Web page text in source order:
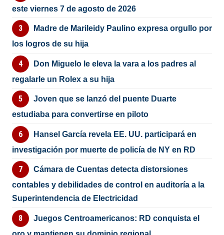
este viernes 7 de agosto de 2026
Madre de Marileidy Paulino expresa orgullo por
los logros de su hija
Don Miguelo le eleva la vara a los padres al
regalarle un Rolex a su hija
Joven que se lanzó del puente Duarte
estudiaba para convertirse en piloto
Hansel García revela EE. UU. participará en
investigación por muerte de policía de NY en RD
Cámara de Cuentas detecta distorsiones
contables y debilidades de control en auditoría a la
Superintendencia de Electricidad
Juegos Centroamericanos: RD conquista el